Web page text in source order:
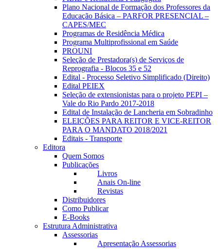
Plano Nacional de Formação dos Professores da
Educação Básica – PARFOR PRESENCIAL –
CAPES/MEC
Programas de Residência Médica
Programa Multiprofissional em Saúde
PROUNI
Seleção de Prestadora(s) de Serviços de
Reprografia - Blocos 35 e 52
Edital - Processo Seletivo Simplificado (Direito)
Edital PEIEX
Seleção de extensionistas para o projeto PEPI –
Vale do Rio Pardo 2017-2018
Edital de Instalação de Lancheria em Sobradinho
ELEIÇÕES PARA REITOR E VICE-REITOR
PARA O MANDATO 2018/2021
Editais - Transporte
Editora
Quem Somos
Publicações
Livros
Anais On-line
Revistas
Distribuidores
Como Publicar
E-Books
Estrutura Administrativa
Assessorias
Apresentação Assessorias